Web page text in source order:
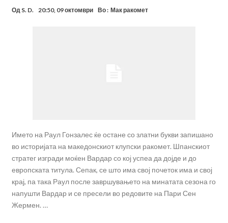
Мадрид!
Карагер ги изненади сите со својата прогноза: “Тие ќе ја освојат
Од S. D. 20:50, 09 октомври Во : Мак ракомет
Името на Раул Гонзалес ќе остане со златни букви запишано
во историјата на македонскиот клупски ракомет. Шпанскиот
стратег изгради моќен Вардар со кој успеа да дојде и до
европската титула. Сепак, се што има свој почеток има и свој
крај, па така Раул после завршувањето на минатата сезона го
напушти Вардар и се пресели во редовите на Пари Сен
Жермен. …